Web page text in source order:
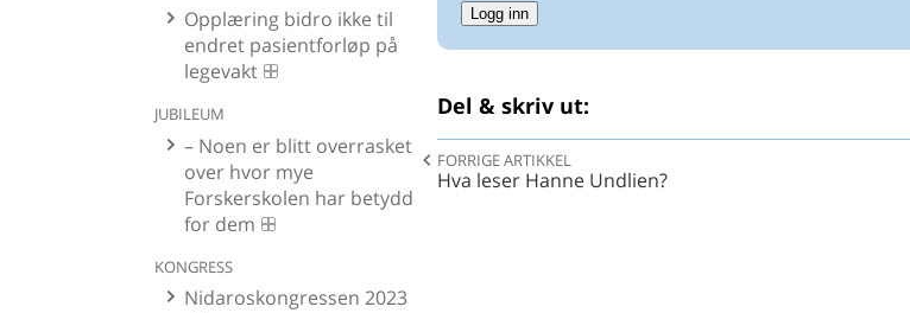
Opplæring bidro ikke til
endret pasientforløp på
legevakt
JUBILEUM
– Noen er blitt overrasket
over hvor mye
Forskerskolen har betydd
for dem
KONGRESS
Nidaroskongressen 2023
Logg inn
Del & skriv ut:
FORRIGE ARTIKKEL
Hva leser Hanne Undlien?